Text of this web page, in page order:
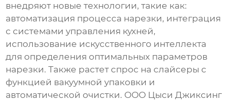
внедряют новые технологии, такие как:
автоматизация процесса нарезки, интеграция
с системами управления кухней,
использование искусственного интеллекта
для определения оптимальных параметров
нарезки. Также растет спрос на слайсеры с
функцией вакуумной упаковки и
автоматической очистки. ООО Цыси Джиксинг